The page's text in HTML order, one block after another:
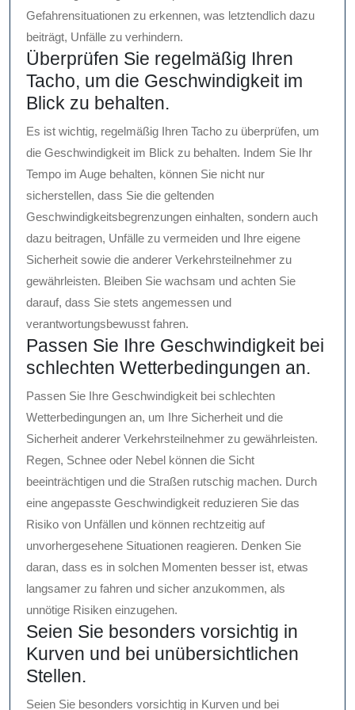
Gefahrensituationen zu erkennen, was letztendlich dazu
beiträgt, Unfälle zu verhindern.
Überprüfen Sie regelmäßig Ihren
Tacho, um die Geschwindigkeit im
Blick zu behalten.
Es ist wichtig, regelmäßig Ihren Tacho zu überprüfen, um
die Geschwindigkeit im Blick zu behalten. Indem Sie Ihr
Tempo im Auge behalten, können Sie nicht nur
sicherstellen, dass Sie die geltenden
Geschwindigkeitsbegrenzungen einhalten, sondern auch
dazu beitragen, Unfälle zu vermeiden und Ihre eigene
Sicherheit sowie die anderer Verkehrsteilnehmer zu
gewährleisten. Bleiben Sie wachsam und achten Sie
darauf, dass Sie stets angemessen und
verantwortungsbewusst fahren.
Passen Sie Ihre Geschwindigkeit bei
schlechten Wetterbedingungen an.
Passen Sie Ihre Geschwindigkeit bei schlechten
Wetterbedingungen an, um Ihre Sicherheit und die
Sicherheit anderer Verkehrsteilnehmer zu gewährleisten.
Regen, Schnee oder Nebel können die Sicht
beeinträchtigen und die Straßen rutschig machen. Durch
eine angepasste Geschwindigkeit reduzieren Sie das
Risiko von Unfällen und können rechtzeitig auf
unvorhergesehene Situationen reagieren. Denken Sie
daran, dass es in solchen Momenten besser ist, etwas
langsamer zu fahren und sicher anzukommen, als
unnötige Risiken einzugehen.
Seien Sie besonders vorsichtig in
Kurven und bei unübersichtlichen
Stellen.
Seien Sie besonders vorsichtig in Kurven und bei